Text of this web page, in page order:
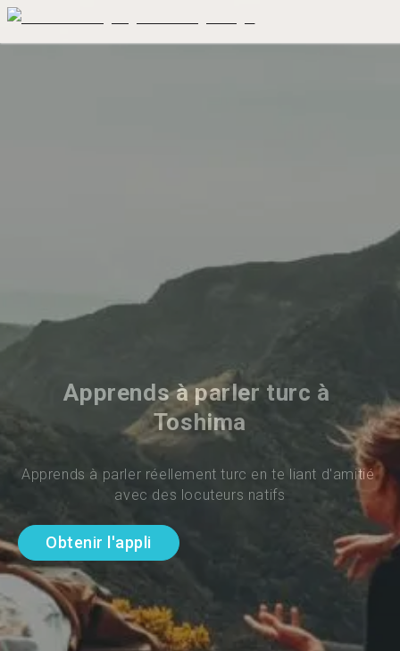
Apprends à parler turc à
Toshima
Apprends à parler réellement turc en te liant d'amitié
avec des locuteurs natifs
Obtenir l'appli